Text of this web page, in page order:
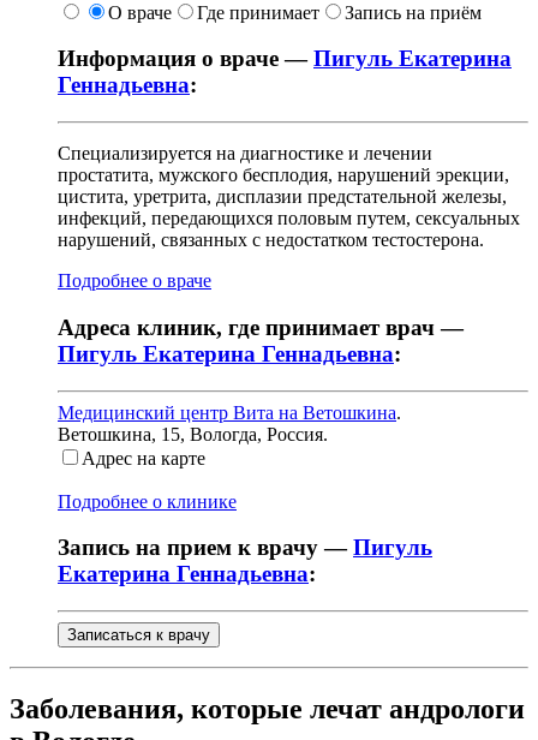
О враче
Где принимает Запись на приём
Информация о враче —Пигуль Екатерина
Геннадьевна:
Специализируется на диагностике и лечении
простатита, мужского бесплодия, нарушений эрекции,
цистита, уретрита, дисплазии предстательной железы,
инфекций, передающихся половым путем, сексуальных
нарушений, связанных с недостатком тестостерона.
Подробнее о враче
Адреса клиник, где принимает врач —
Пигуль Екатерина Геннадьевна:
Медицинский центр Вита на Ветошкина.
Ветошкина, 15, Вологда, Россия.
Адрес на карте
Подробнее о клинике
Запись на прием к врачу —Пигуль
Екатерина Геннадьевна:
Записаться к врачу
Заболевания, которые лечат андрологи